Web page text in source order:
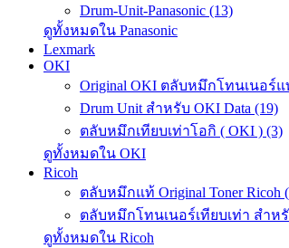
Drum-Unit-Panasonic (13)
ดูทั้งหมดใน Panasonic
Lexmark
OKI
Original OKI ตลับหมึกโทนเนอร์แ
Drum Unit สำหรับ OKI Data (19)
ตลับหมึกเทียบเท่าโอกิ ( OKI ) (3)
ดูทั้งหมดใน OKI
Ricoh
ตลับหมึกแท้ Original Toner Ricoh
ตลับหมึกโทนเนอร์เทียบเท่า สำหรั
ดูทั้งหมดใน Ricoh